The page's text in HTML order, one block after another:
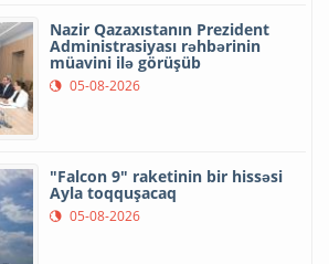
Nazir Qazaxıstanın Prezident
Administrasiyası rəhbərinin
müavini ilə görüşüb
05-08-2026
"Falcon 9" raketinin bir hissəsi
Ayla toqquşacaq
05-08-2026